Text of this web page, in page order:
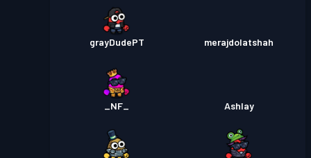
grayDudePT merajdolatshah
_NF_ Ashlay